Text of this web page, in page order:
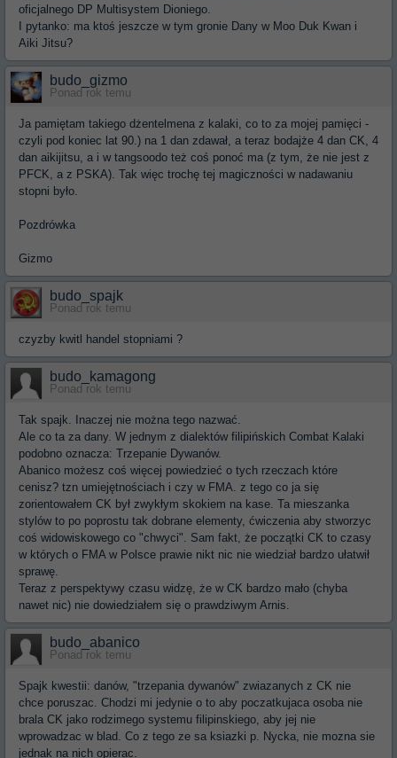
oficjalnego DP Multisystem Dioniego.
I pytanko: ma ktoś jeszcze w tym gronie Dany w Moo Duk Kwan i
Aiki Jitsu?
budo_gizmo
Ponad rok temu
Ja pamiętam takiego dżentelmena z kalaki, co to za mojej pamięci -
czyli pod koniec lat 90.) na 1 dan zdawał, a teraz bodajże 4 dan CK, 4
dan aikijitsu, a i w tangsoodo też coś ponoć ma (z tym, że nie jest z
PFCK, a z PSKA). Tak więc trochę tej magiczności w nadawaniu
stopni było.
Pozdrówka
Gizmo
budo_spajk
Ponad rok temu
czyzby kwitl handel stopniami ?
budo_kamagong
Ponad rok temu
Tak spajk. Inaczej nie można tego nazwać.
Ale co ta za dany. W jednym z dialektów filipińskich Combat Kalaki
podobno oznacza: Trzepanie Dywanów.
Abanico możesz coś więcej powiedzieć o tych rzeczach które
cenisz? tzn umiejętnościach i czy w FMA. z tego co ja się
zorientowałem CK był zwykłym skokiem na kase. Ta mieszanka
stylów to po poprostu tak dobrane elementy, ćwiczenia aby stworzyc
coś widowiskowego co "chwyci". Sam fakt, że początki CK to czasy
w których o FMA w Polsce prawie nikt nic nie wiedział bardzo ułatwił
sprawę.
Teraz z perspektywy czasu widzę, że w CK bardzo mało (chyba
nawet nic) nie dowiedziałem się o prawdziwym Arnis.
budo_abanico
Ponad rok temu
Spajk kwestii: danów, "trzepania dywanów" zwiazanych z CK nie
chce poruszac. Chodzi mi jedynie o to aby poczatkujaca osoba nie
brala CK jako rodzimego systemu filipinskiego, aby jej nie
wprowadzac w blad. Co z tego ze sa ksiazki p. Nycka, nie mozna sie
jednak na nich opierac.